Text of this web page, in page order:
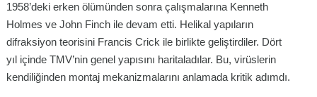
1958’deki erken ölümünden sonra çalışmalarına Kenneth
Holmes ve John Finch ile devam etti. Helikal yapıların
difraksiyon teorisini Francis Crick ile birlikte geliştirdiler. Dört
yıl içinde TMV’nin genel yapısını haritaladılar. Bu, virüslerin
kendiliğinden montaj mekanizmalarını anlamada kritik adımdı.